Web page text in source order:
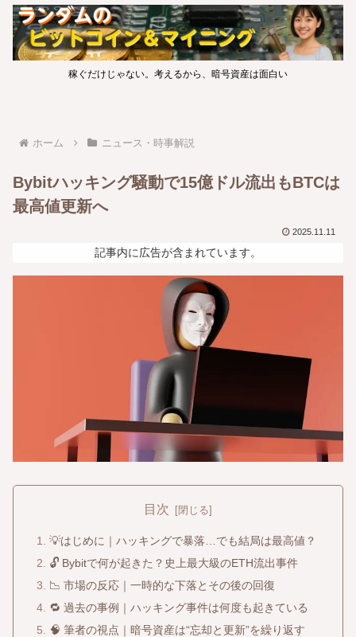
稼ぐだけじゃない。考えるから、暗号資産は面白い
ホーム ニュース・時事解説
Bybitハッキング騒動で15億ドル流出もBTCは
最高値更新へ
2025.11.11
記事内に広告が含まれています。
目次
💡はじめに｜ハッキングで暴落…でも結局は最高値？
🔓 Bybitで何が起きた？史上最大級のETH流出事件
📉 市場の反応｜一時的な下落とその後の回復
🔁 過去の事例｜ハッキング事件は何度も起きている
🧠 筆者の視点｜暗号資産は“忘却と更新”を繰り返す